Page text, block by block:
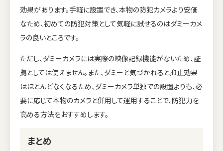
効果があります。手軽に設置でき、本物の防犯カメラより安価
なため、初めての防犯対策として気軽に試せるのはダミーカメ
ラの良いところです。
ただし、ダミーカメラには実際の映像記録機能がないため、証
拠としては使えません。また、ダミーと気づかれると抑止効果
はほとんどなくなるため、ダミーカメラ単独での設置よりも、必
要に応じて本物のカメラと併用して運用することで、防犯力を
高める方法をおすすめします。
まとめ